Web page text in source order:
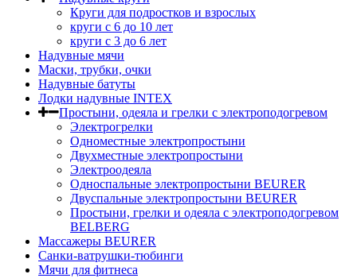
Круги для подростков и взрослых
круги с 6 до 10 лет
круги c 3 до 6 лет
Надувные мячи
Маски, трубки, очки
Надувные батуты
Лодки надувные INTEX
Простыни, одеяла и грелки с электроподогревом
Электрогрелки
Одноместные электропростыни
Двухместные электропростыни
Электроодеяла
Односпальные электропростыни BEURER
Двуспальные электропростыни BEURER
Простыни, грелки и одеяла с электроподогревом
BELBERG
Массажеры BEURER
Санки-ватрушки-тюбинги
Мячи для фитнеса